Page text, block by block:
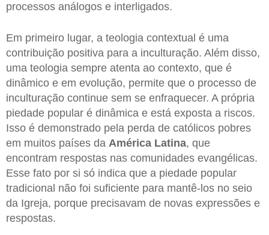
processos análogos e interligados.
Em primeiro lugar, a teologia contextual é uma
contribuição positiva para a inculturação. Além disso,
uma teologia sempre atenta ao contexto, que é
dinâmico e em evolução, permite que o processo de
inculturação continue sem se enfraquecer. A própria
piedade popular é dinâmica e está exposta a riscos.
Isso é demonstrado pela perda de católicos pobres
em muitos países da América Latina, que
encontram respostas nas comunidades evangélicas.
Esse fato por si só indica que a piedade popular
tradicional não foi suficiente para mantê-los no seio
da Igreja, porque precisavam de novas expressões e
respostas.